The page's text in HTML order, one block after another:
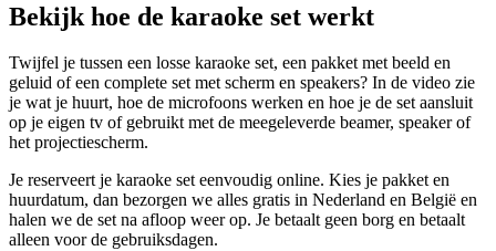
Bekijk hoe de karaoke set werkt
Twijfel je tussen een losse karaoke set, een pakket met beeld en
geluid of een complete set met scherm en speakers? In de video zie
je wat je huurt, hoe de microfoons werken en hoe je de set aansluit
op je eigen tv of gebruikt met de meegeleverde beamer, speaker of
het projectiescherm.
Je reserveert je karaoke set eenvoudig online. Kies je pakket en
huurdatum, dan bezorgen we alles gratis in Nederland en België en
halen we de set na afloop weer op. Je betaalt geen borg en betaalt
alleen voor de gebruiksdagen.